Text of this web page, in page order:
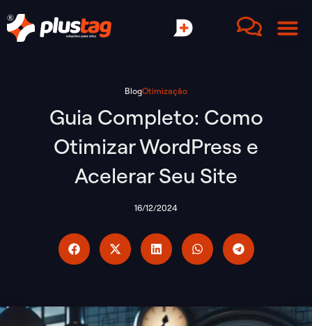
BlogOtimização
Guia Completo: Como
Otimizar WordPress e
Acelerar Seu Site
16/12/2024